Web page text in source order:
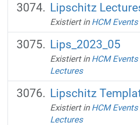
Lipschitz
Existiert in HCM Events
Lips_2023_05
Existiert in HCM Events
Lectures
Lipschitz
Existiert in HCM Events
Lectures